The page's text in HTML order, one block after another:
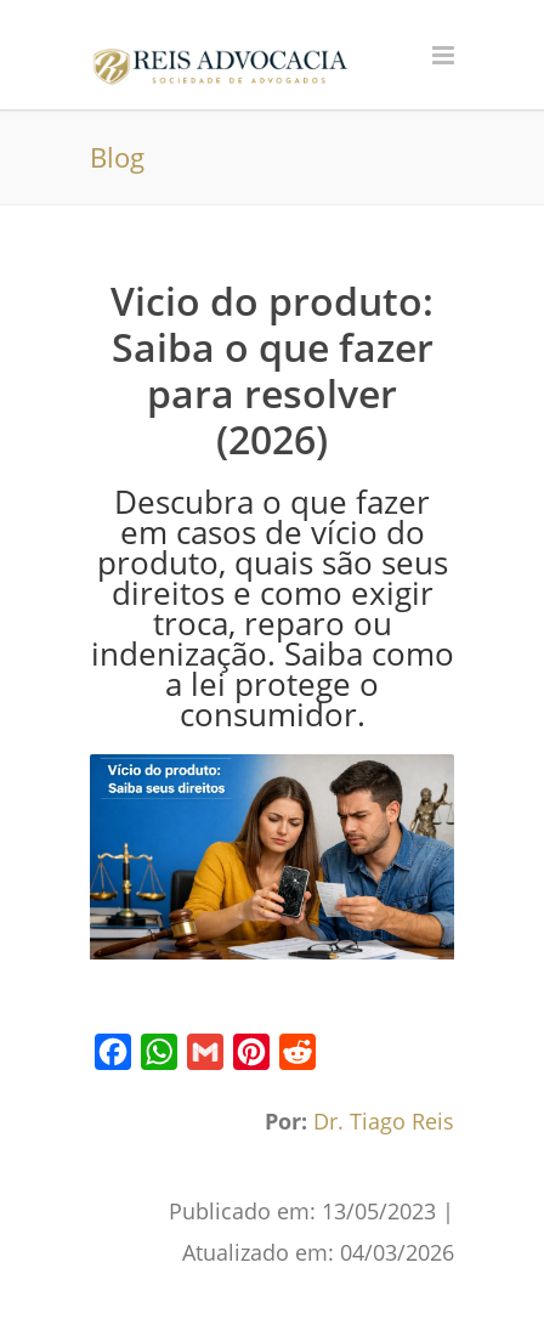
Blog
Vicio do produto:
Saiba o que fazer
para resolver
(2026)
Descubra o que fazer
em casos de vício do
produto, quais são seus
direitos e como exigir
troca, reparo ou
indenização. Saiba como
a lei protege o
consumidor.
FacebookWhatsApp
Gmail Pinterest
Por: Dr. Tiago Reis
Publicado em: 13/05/2023 |
Atualizado em: 04/03/2026